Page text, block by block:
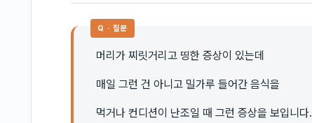
Q · 질문
머리가 찌릿거리고 띵한 증상이 있는데
매일 그런 건 아니고 밀가루 들어간 음식을
먹거나 컨디션이 난조일 때 그런 증상을 보입니다.